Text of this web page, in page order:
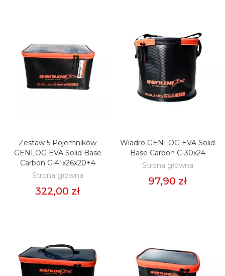
DODAJ DO KOSZYKA
Zestaw 5 Pojemników
GENLOG EVA Solid Base
Carbon C-41x26x20+4
Strona główna
322,00 zł
DODAJ DO KOSZYKA
Wiadro GENLOG EVA Solid
Base Carbon C-30x24
Strona główna
97,90 zł